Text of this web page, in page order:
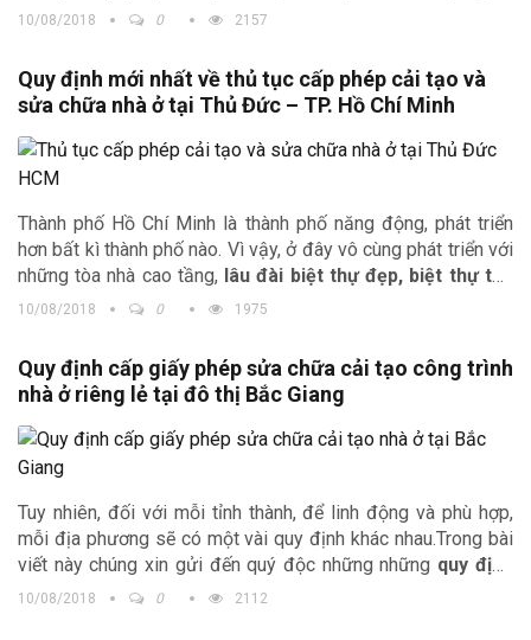
ra chuyên mục thiết kế nhà đẹp của chúng tôi còn cung cấp
đẹp để quý độc giả lựa chọn cho gia đình mình.
10/08/2018 0 2157
Quy định mới nhất về thủ tục cấp phép cải tạo và
sửa chữa nhà ở tại Thủ Đức – TP. Hồ Chí Minh
Thành phố Hồ Chí Minh là thành phố năng động, phát triển
hơn bất kì thành phố nào. Vì vậy, ở đây vô cùng phát triển với
những tòa nhà cao tầng, lâu đài biệt thự đẹp, biệt thự tân
cổ điển…
và cuộc sống nhộn nhịp. Tuy nhiên, việc thủ tục
biệt? Trong bài viết này công ty Kiến trúc Trịnh Gia xin gửi
đến quý độc giả những quy định mới nhất về thủ tục cấp
phép cải tạo và sửa chữa công trình nhà ở
Đức.
10/08/2018 0 1975
Quy định cấp giấy phép sửa chữa cải tạo công trình
nhà ở riêng lẻ tại đô thị Bắc Giang
Tuy nhiên, đối với mỗi tỉnh thành, để linh động và phù hợp,
mỗi địa phương sẽ có một vài quy định khác nhau.Trong bài
viết này chúng xin gửi đến quý độc những những quy định
cấp phép sửa chữa cải tạo công trình và nhà ở riêng lẻ
10/08/2018 0 2112